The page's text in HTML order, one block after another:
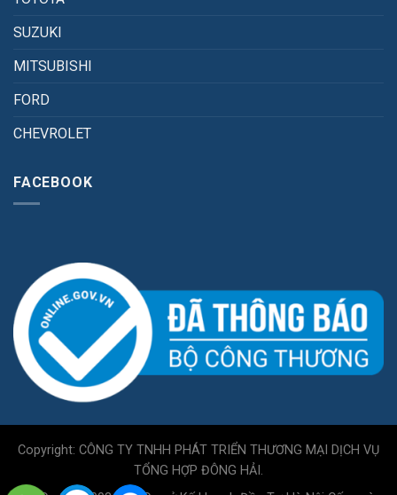
SUZUKI
MITSUBISHI
FORD
CHEVROLET
FACEBOOK
Copyright: CÔNG TY TNHH PHÁT TRIỂN THƯƠNG MẠI DỊCH VỤ
TỔNG HỢP ĐÔNG HẢI.